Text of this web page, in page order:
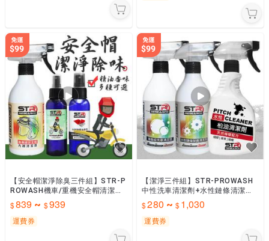
【安全帽潔淨除臭三件組】STR-P
ROWASH機車/重機安全帽清潔劑
+精油抑菌芳香噴霧&#65295;銀離
子光觸媒抗菌噴霧+殘膠去除劑
839 ~ 939
運費券
【潔淨三件組】STR-PROWASH
中性洗車清潔劑+水性鏈條清潔劑
+瀝青/柏油清潔劑【重機/打檔車/
Gogoro電動車】
280 ~ 1,030
運費券